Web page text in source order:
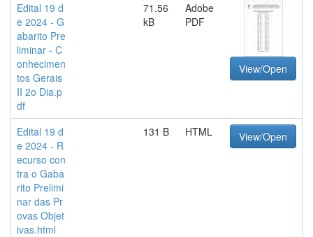
Edital 19 d
e 2024 - G
abarito Pre
liminar - C
onhecimen
tos Gerais
II 2o Dia.p
df
71.56
kB
Adobe
PDF
View/Open
Edital 19 d
e 2024 - R
ecurso con
tra o Gaba
rito Prelimi
nar das Pr
ovas Objet
ivas.html
131 B HTML View/Open